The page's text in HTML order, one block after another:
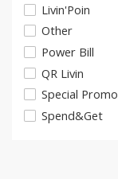
Livin'Poin
Other
Power Bill
QR Livin
Special Promo
Spend&Get